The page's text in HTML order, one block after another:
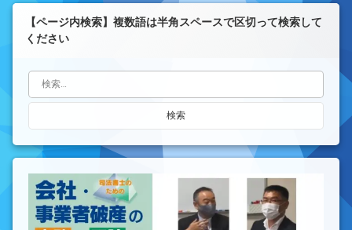
【ページ内検索】複数語は半角スペースで区切って検索して
ください
検索: